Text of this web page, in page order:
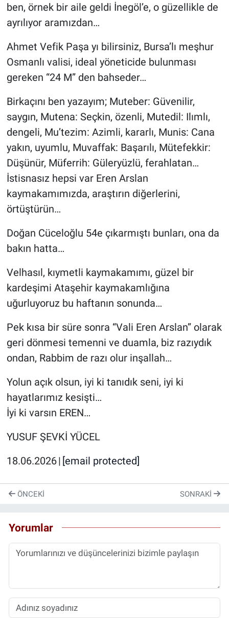
ben, örnek bir aile geldi İnegöl’e, o güzellikle de
ayrılıyor aramızdan…
Ahmet Vefik Paşa yı bilirsiniz, Bursa’lı meşhur
Osmanlı valisi, ideal yöneticide bulunması
gereken “24 M” den bahseder…
Birkaçını ben yazayım; Muteber: Güvenilir,
saygın, Mutena: Seçkin, özenli, Mutedil: Ilımlı,
dengeli, Mu’tezim: Azimli, kararlı, Munis: Cana
yakın, uyumlu, Muvaffak: Başarılı, Mütefekkir:
Düşünür, Müferrih: Güleryüzlü, ferahlatan…
İstisnasız hepsi var Eren Arslan
kaymakamımızda, araştırın diğerlerini,
örtüştürün…
Doğan Cüceloğlu 54e çıkarmıştı bunları, ona da
bakın hatta…
Velhasıl, kıymetli kaymakamımı, güzel bir
kardeşimi Ataşehir kaymakamlığına
uğurluyoruz bu haftanın sonunda…
Pek kısa bir süre sonra “Vali Eren Arslan” olarak
geri dönmesi temenni ve duamla, biz razıydık
ondan, Rabbim de razı olur inşallah…
Yolun açık olsun, iyi ki tanıdık seni, iyi ki
hayatlarımız kesişti…
İyi ki varsın EREN…
YUSUF ŞEVKİ YÜCEL​
​​18.06.2026​ ​|​ ​ [email protected]
ÖNCEKI SONRAKI
Yorumlar